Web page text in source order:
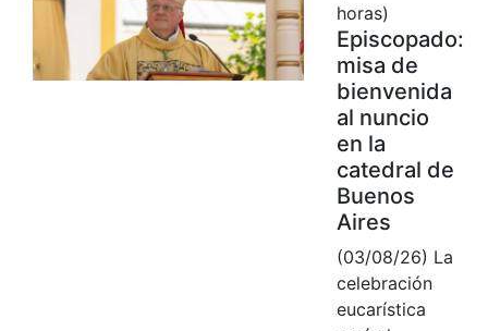
horas)
Episcopado:
misa de
bienvenida
al nuncio
en la
catedral de
Buenos
Aires
(03/08/26) La
celebración
eucarística